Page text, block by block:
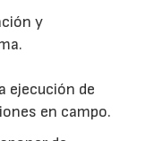
y
ejecución de
en campo.